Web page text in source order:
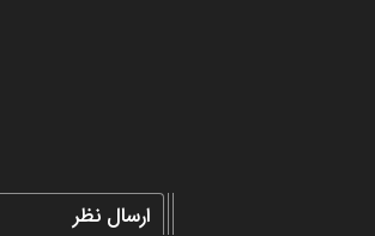
ارسال نظر